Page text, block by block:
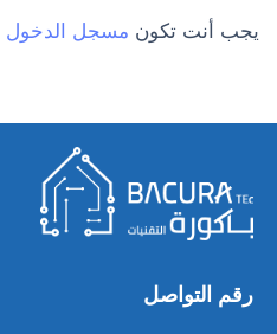
يجب أنت تكون مسجل الدخول
رقم التواصل